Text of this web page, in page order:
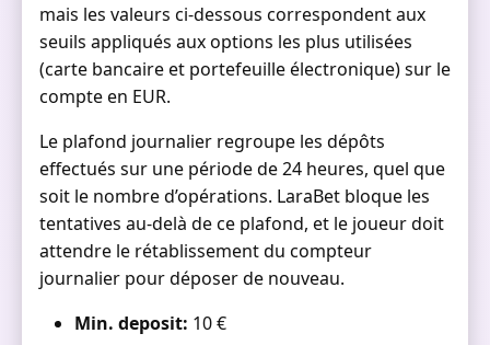
mais les valeurs ci-dessous correspondent aux
seuils appliqués aux options les plus utilisées
(carte bancaire et portefeuille électronique) sur le
compte en EUR.
Le plafond journalier regroupe les dépôts
effectués sur une période de 24 heures, quel que
soit le nombre d’opérations. LaraBet bloque les
tentatives au-delà de ce plafond, et le joueur doit
attendre le rétablissement du compteur
journalier pour déposer de nouveau.
Min. deposit: 10 €